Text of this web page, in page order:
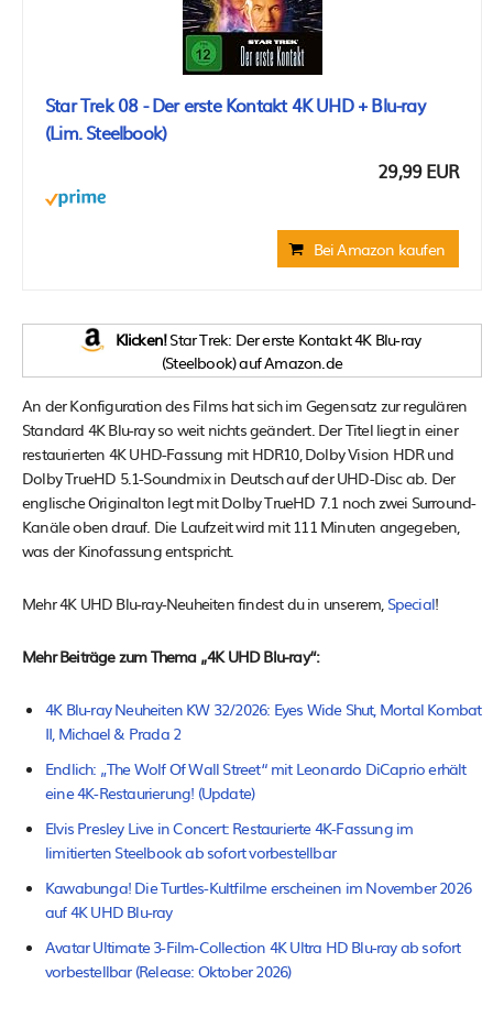
Star Trek 08 - Der erste Kontakt 4K UHD + Blu-ray
(Lim. Steelbook)
29,99 EUR
Bei Amazon kaufen
Klicken!Star Trek: Der erste Kontakt 4K Blu-ray
(Steelbook) auf Amazon.de
An der Konfiguration des Films hat sich im Gegensatz zur regulären
Standard 4K Blu-ray so weit nichts geändert. Der Titel liegt in einer
restaurierten 4K UHD-Fassung mit HDR10, Dolby Vision HDR und
Dolby TrueHD 5.1-Soundmix in Deutsch auf der UHD-Disc ab. Der
englische Originalton legt mit Dolby TrueHD 7.1 noch zwei Surround-
Kanäle oben drauf. Die Laufzeit wird mit 111 Minuten angegeben,
was der Kinofassung entspricht.
Mehr 4K UHD Blu-ray-Neuheiten findest du in unserem, Special!
Mehr Beiträge zum Thema „4K UHD Blu-ray“:
4K Blu-ray Neuheiten KW 32/2026: Eyes Wide Shut, Mortal Kombat
II, Michael & Prada 2
Endlich: „The Wolf Of Wall Street“ mit Leonardo DiCaprio erhält
eine 4K-Restaurierung! (Update)
Elvis Presley Live in Concert: Restaurierte 4K-Fassung im
limitierten Steelbook ab sofort vorbestellbar
Kawabunga! Die Turtles-Kultfilme erscheinen im November 2026
auf 4K UHD Blu-ray
Avatar Ultimate 3-Film-Collection 4K Ultra HD Blu-ray ab sofort
vorbestellbar (Release: Oktober 2026)